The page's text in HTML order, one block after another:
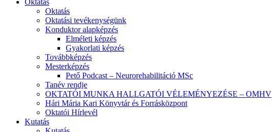
Oktatás
Oktatás
Oktatási tevékenységünk
Konduktor alapképzés
Elméleti képzés
Gyakorlati képzés
Továbbképzés
Mesterképzés
Pető Podcast – Neurorehabilitáció MSc
Tanév rendje
OKTATÓI MUNKA HALLGATÓI VÉLEMÉNYEZÉSE – OMHV
Hári Mária Kari Könyvtár és Forrásközpont
Oktatói Hírlevél
Kutatás